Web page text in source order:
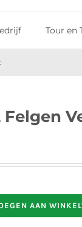
Tour en
Felgen
AAN